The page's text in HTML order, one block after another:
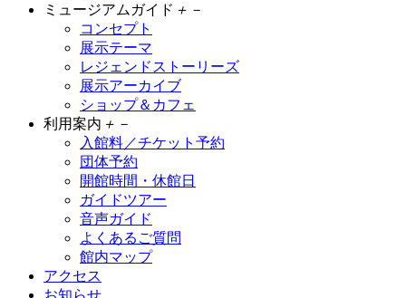
ミュージアムガイド ＋ －
コンセプト
展示テーマ
レジェンドストーリーズ
展示アーカイブ
ショップ＆カフェ
利用案内 ＋ －
入館料／チケット予約
団体予約
開館時間・休館日
ガイドツアー
音声ガイド
よくあるご質問
館内マップ
アクセス